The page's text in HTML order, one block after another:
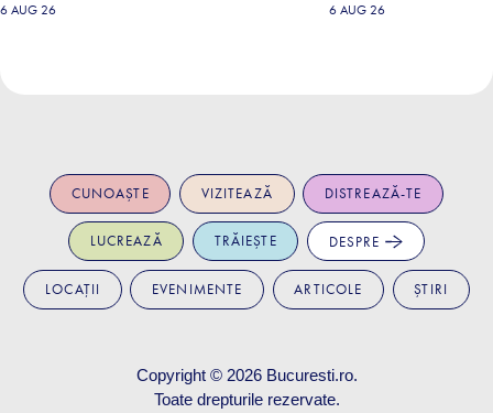
6 AUG 26 6 AUG 26
CUNOAȘTE VIZITEAZĂ DISTREAZĂ-TE
LUCREAZĂ TRĂIEȘTE DESPRE
LOCAȚII EVENIMENTE ARTICOLE ȘTIRI
Copyright © 2026 Bucuresti.ro.
Toate drepturile rezervate.